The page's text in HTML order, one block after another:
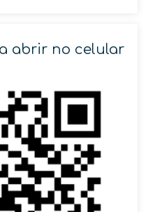
abrir no celular